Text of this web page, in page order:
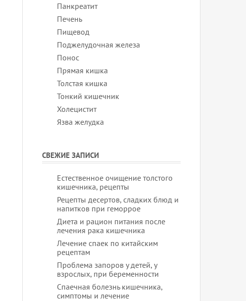
Панкреатит
Печень
Пищевод
Поджелудочная железа
Понос
Прямая кишка
Толстая кишка
Тонкий кишечник
Холецистит
Язва желудка
СВЕЖИЕ ЗАПИСИ
Естественное очищение толстого
кишечника, рецепты
Рецепты десертов, сладких блюд и
напитков при геморрое
Диета и рацион питания после
лечения рака кишечника
Лечение спаек по китайским
рецептам
Проблема запоров у детей, у
взрослых, при беременности
Спаечная болезнь кишечника,
симптомы и лечение